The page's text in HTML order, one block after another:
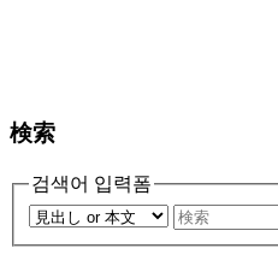
検索
검색어 입력폼